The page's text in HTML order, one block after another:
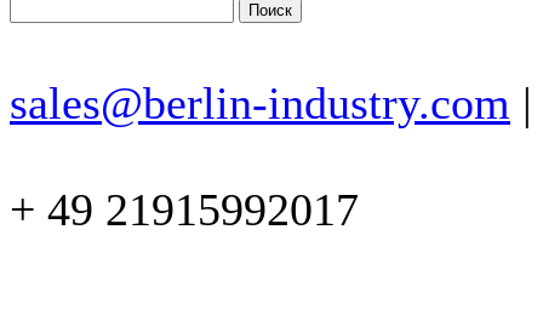
sales@berlin-industry.com |
+ 49 21915992017